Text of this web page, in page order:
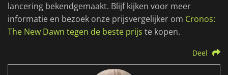
lancering bekendgemaakt. Blijf kijken voor meer
informatie en bezoek onze prijsvergelijker om Cronos:
The New Dawn tegen de beste prijs te kopen.
Deel